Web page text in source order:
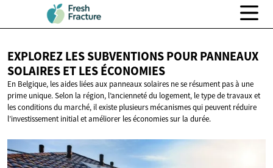
EXPLOREZ LES SUBVENTIONS POUR PANNEAUX
SOLAIRES ETLES ÉCONOMIES
En Belgique, les aides liées aux panneaux solaires ne se résument pas à une
prime unique. Selon la région, l’ancienneté du logement, le type de travaux et
les conditions du marché, il existe plusieurs mécanismes qui peuvent réduire
l’investissement initial et améliorer les économies sur la durée.